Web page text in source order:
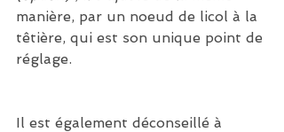
manière, par un noeud de licol à la
têtière, qui est son unique point de
réglage.
Il est également déconseillé à